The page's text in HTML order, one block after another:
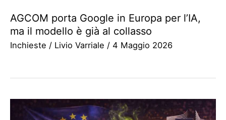
AGCOM porta Google in Europa per l’IA,
ma il modello è già al collasso
Inchieste / Livio Varriale / 4 Maggio 2026